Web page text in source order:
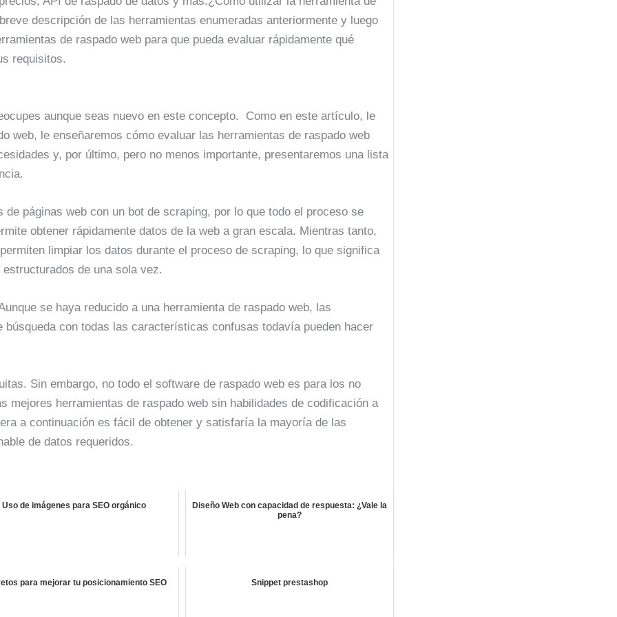
descripción de las herramientas enumeradas anteriormente y luego
de raspado web para que pueda evaluar rápidamente qué
requisitos.
aunque seas nuevo en este concepto. Como en este artículo, le
web, le enseñaremos cómo evaluar las herramientas de raspado web
y, por último, pero no menos importante, presentaremos una lista
páginas web con un bot de scraping, por lo que todo el proceso se
obtener rápidamente datos de la web a gran escala. Mientras tanto,
limpiar los datos durante el proceso de scraping, lo que significa
de una sola vez.
se haya reducido a una herramienta de raspado web, las
con todas las características confusas todavía pueden hacer
Sin embargo, no todo el software de raspado web es para los no
mejores herramientas de raspado web sin habilidades de codificación a
a continuación es fácil de obtener y satisfaría la mayoría de las
de datos requeridos.
Uso de imágenes para SEO orgánico
Diseño Web con capacidad de respuesta: ¿Vale la
pena?
para mejorar tu posicionamiento SEO Snippet prestashop